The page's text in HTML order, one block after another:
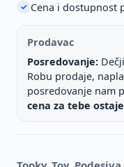
✓ Cena i dostupnost
Prodavac
Posredovanje:
Robu prodaje,
posredovanje nam
cena za tebe